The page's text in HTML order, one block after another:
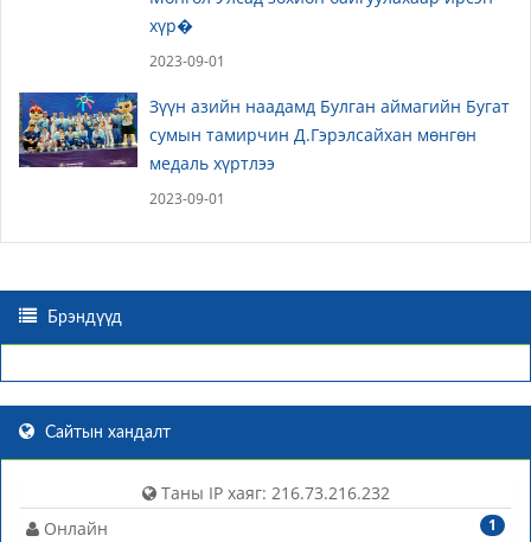
хүр�
2023-09-01
Зүүн азийн наадамд Булган аймагийн Бугат
сумын тамирчин Д.Гэрэлсайхан мөнгөн
медаль хүртлээ
2023-09-01
Брэндүүд
Сайтын хандалт
Таны IP хаяг: 216.73.216.232
1
Онлайн